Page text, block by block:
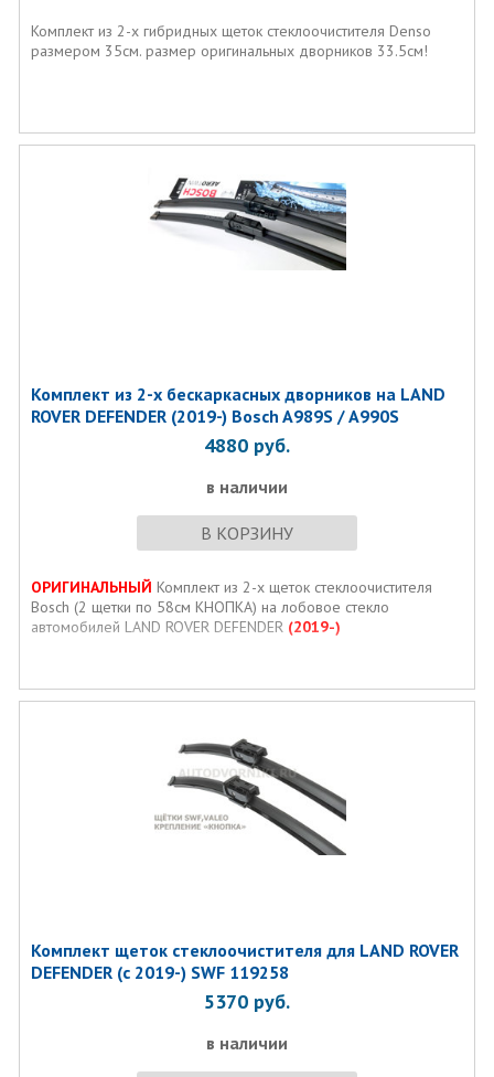
Комплект из 2-х гибридных щеток стеклоочистителя Denso
размером 35см. размер оригинальных дворников 33.5см!
Комплект из 2-х бескаркасных дворников на LAND
ROVER DEFENDER (2019-) Bosch A989S / A990S
4880 руб.
в наличии
В КОРЗИНУ
ОРИГИНАЛЬНЫЙ Комплект из 2-х щеток стеклоочистителя
Bosch (2 щетки по 58см КНОПКА) на лобовое стекло
автомобилей LAND ROVER DEFENDER (2019-)
Комплект щеток стеклоочистителя для LAND ROVER
DEFENDER (с 2019-) SWF 119258
5370 руб.
в наличии